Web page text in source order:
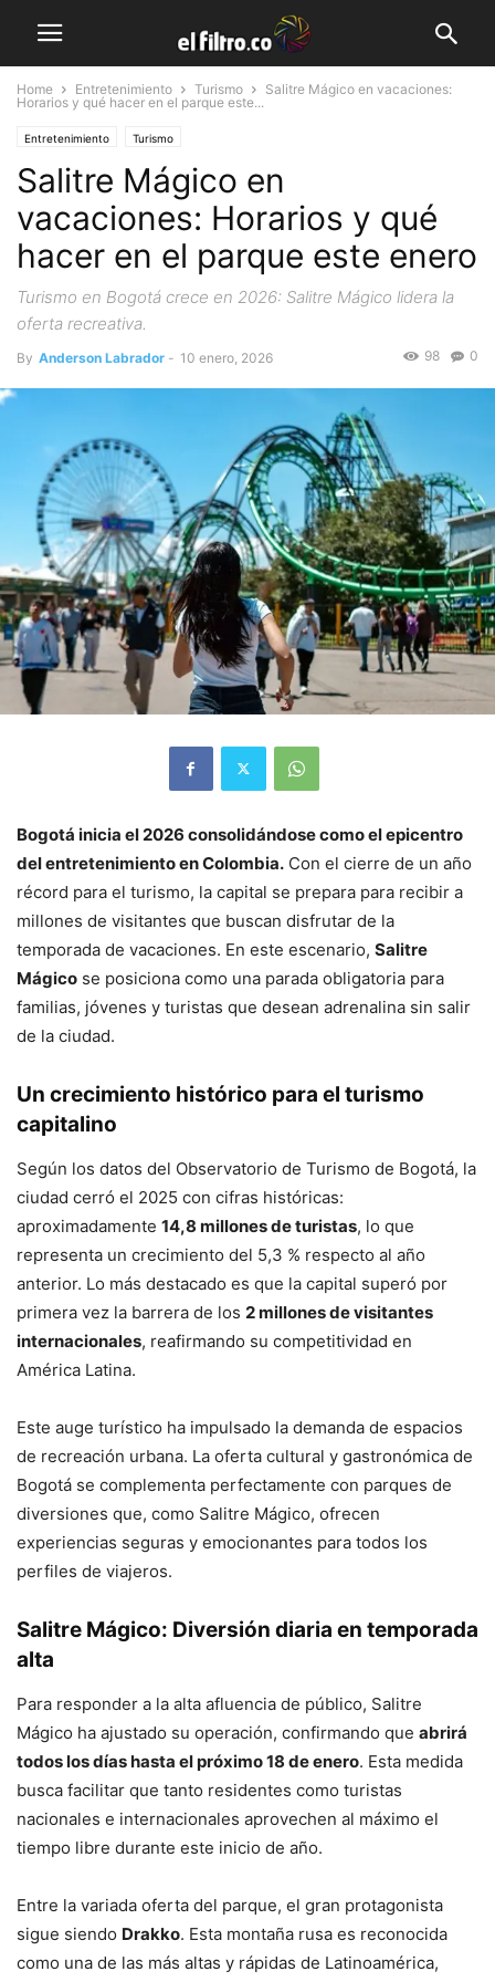
Home Entretenimiento Turismo
Salitre Mágico en vacaciones:
Horarios y qué hacer en el parque este...
Entretenimiento Turismo
Salitre Mágico en
vacaciones: Horarios y qué
hacer en el parque este enero
Turismo en Bogotá crece en 2026: Salitre Mágico lidera la
oferta recreativa.
By Anderson Labrador - 10 enero, 2026 0
98
Bogotá inicia el 2026 consolidándose como el epicentro
del entretenimiento en Colombia. Con el cierre de un año
récord para el turismo, la capital se prepara para recibir a
millones de visitantes que buscan disfrutar de la
temporada de vacaciones. En este escenario, Salitre
Mágico se posiciona como una parada obligatoria para
familias, jóvenes y turistas que desean adrenalina sin salir
de la ciudad.
Un crecimiento histórico para el turismo
capitalino
Según los datos del Observatorio de Turismo de Bogotá, la
ciudad cerró el 2025 con cifras históricas:
aproximadamente 14,8 millones de turistas, lo que
representa un crecimiento del 5,3 % respecto al año
anterior. Lo más destacado es que la capital superó por
primera vez la barrera de los 2 millones de visitantes
internacionales, reafirmando su competitividad en
América Latina.
Este auge turístico ha impulsado la demanda de espacios
de recreación urbana. La oferta cultural y gastronómica de
Bogotá se complementa perfectamente con parques de
diversiones que, como Salitre Mágico, ofrecen
experiencias seguras y emocionantes para todos los
perfiles de viajeros.
Salitre Mágico: Diversión diaria en temporada
alta
Para responder a la alta afluencia de público, Salitre
Mágico ha ajustado su operación, confirmando que abrirá
todos los días hasta el próximo 18 de enero. Esta medida
busca facilitar que tanto residentes como turistas
nacionales e internacionales aprovechen al máximo el
tiempo libre durante este inicio de año.
Entre la variada oferta del parque, el gran protagonista
sigue siendo Drakko. Esta montaña rusa es reconocida
como una de las más altas y rápidas de Latinoamérica,